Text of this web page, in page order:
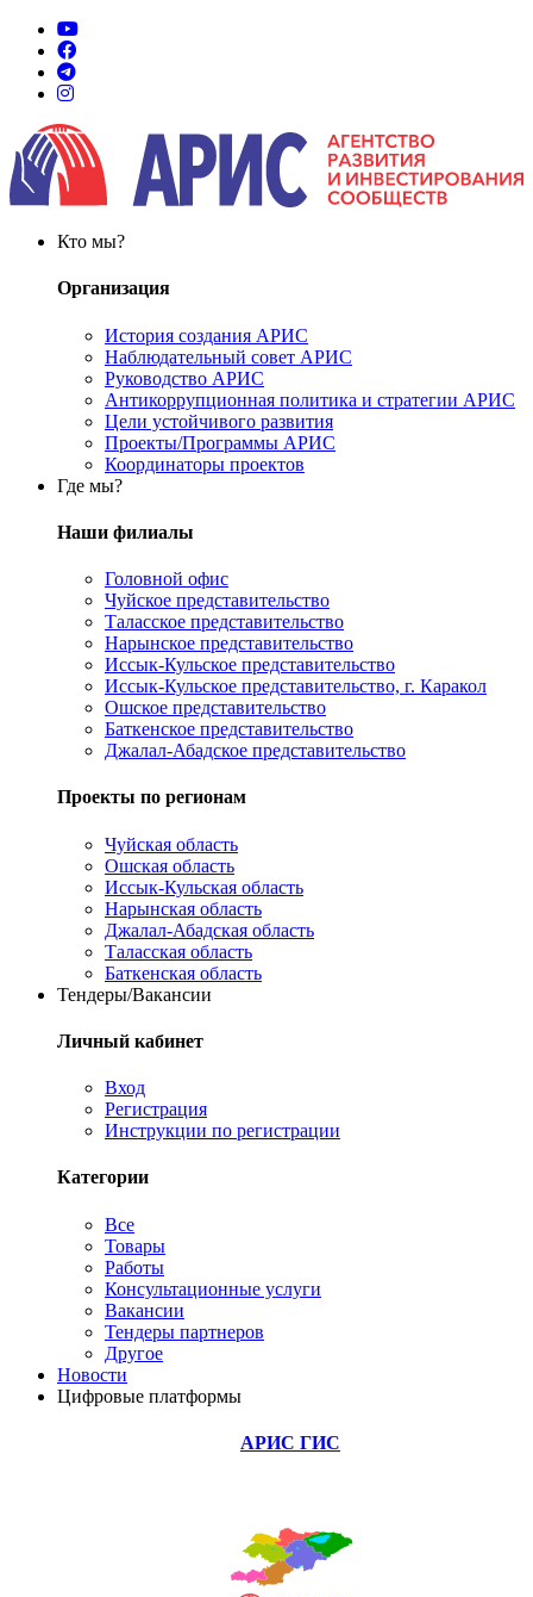
Кто мы?
Организация
История создания АРИС
Наблюдательный совет АРИС
Руководство АРИС
Антикоррупционная политика и стратегии АРИС
Цели устойчивого развития
Проекты/Программы АРИС
Координаторы проектов
Где мы?
Наши филиалы
Головной офис
Чуйское представительство
Таласское представительство
Нарынское представительство
Иссык-Кульское представительство
Иссык-Кульское представительство, г. Каракол
Ошское представительство
Баткенское представительство
Джалал-Абадское представительство
Проекты по регионам
Чуйская область
Ошская область
Иссык-Кульская область
Нарынская область
Джалал-Абадская область
Таласская область
Баткенская область
Тендеры/Вакансии
Личный кабинет
Вход
Регистрация
Инструкции по регистрации
Категории
Все
Товары
Работы
Консультационные услуги
Вакансии
Тендеры партнеров
Другое
Новости
Цифровые платформы
АРИС ГИС